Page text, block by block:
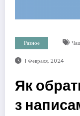
Разное
1 Февраля, 2024
Як
з